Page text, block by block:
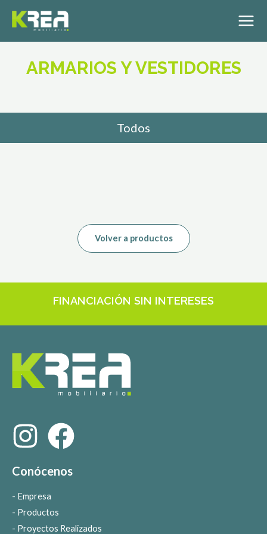
ARMARIOS Y VESTIDORES
Todos
Volver a productos
FINANCIACIÓN SIN INTERESES
Conócenos
Empresa
Productos
Proyectos Realizados